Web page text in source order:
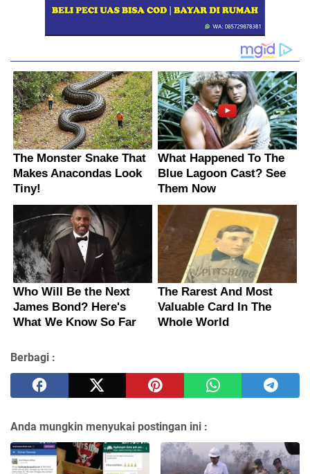
Berbagi :
Anda mungkin menyukai postingan ini :